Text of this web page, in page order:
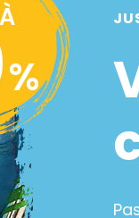
%